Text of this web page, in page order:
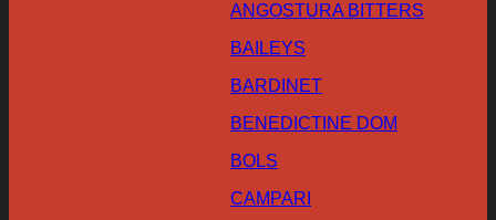
ANGOSTURA BITTERS
BAILEYS
BARDINET
BENEDICTINE DOM
BOLS
CAMPARI